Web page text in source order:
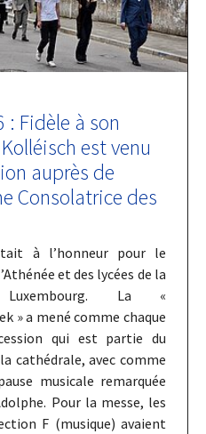
Fidèle à son
est venu
auprès de
Consolatrice des
à l’honneur pour le
et des lycées de la
La «
» a mené comme chaque
qui est partie du
cathédrale, avec comme
musicale remarquée
Pour la messe, les
F (musique) avaient